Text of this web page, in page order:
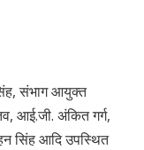
संभाग आयुक्त
आई.जी. अंकित गर्ग,
सिंह आदि उपस्थित